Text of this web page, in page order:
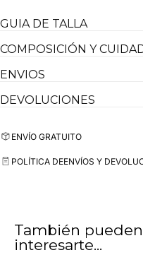
El modelo lleva una talla L y
Diseñado en España
GUIA DE TALLA
COMPOSICIÓN Y
ENVIOS
DEVOLUCIONES
ENVÍO GRATUITO
POLÍTICA DEENVÍOS Y
También pueden
interesarte...